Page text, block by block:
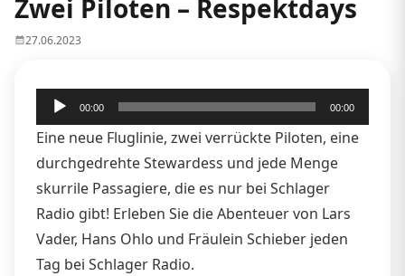
Zwei Piloten – Respektdays
27.06.2023
Audio-
Player
00:00 00:00
Eine neue Fluglinie, zwei verrückte Piloten, eine
durchgedrehte Stewardess und jede Menge
skurrile Passagiere, die es nur bei Schlager
Radio gibt! Erleben Sie die Abenteuer von Lars
Vader, Hans Ohlo und Fräulein Schieber jeden
Tag bei Schlager Radio.